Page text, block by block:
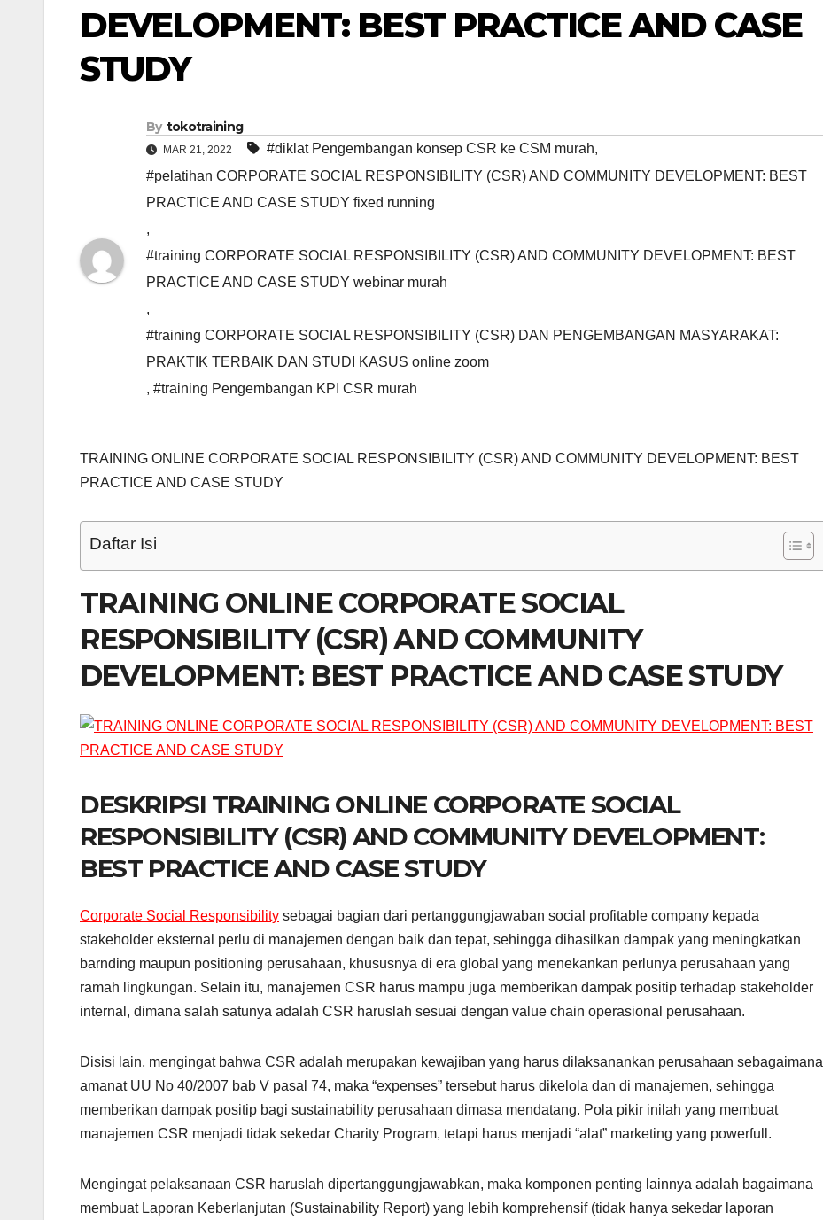
DEVELOPMENT: BEST PRACTICE AND CASE
STUDY
By tokotraining
MAR 21, 2022 #diklat Pengembangan konsep CSR ke CSM murah,
#pelatihan CORPORATE SOCIAL RESPONSIBILITY (CSR) AND COMMUNITY DEVELOPMENT: BEST
PRACTICE AND CASE STUDY fixed running
,
#training CORPORATE SOCIAL RESPONSIBILITY (CSR) AND COMMUNITY DEVELOPMENT: BEST
PRACTICE AND CASE STUDY webinar murah
,
#training CORPORATE SOCIAL RESPONSIBILITY (CSR) DAN PENGEMBANGAN MASYARAKAT:
PRAKTIK TERBAIK DAN STUDI KASUS online zoom
, #training Pengembangan KPI CSR murah
TRAINING ONLINE CORPORATE SOCIAL RESPONSIBILITY (CSR) AND COMMUNITY DEVELOPMENT: BEST
PRACTICE AND CASE STUDY
Daftar Isi
TRAINING ONLINE CORPORATE SOCIAL
RESPONSIBILITY (CSR) AND COMMUNITY
DEVELOPMENT: BEST PRACTICE AND CASE STUDY
DESKRIPSI TRAINING ONLINE CORPORATE SOCIAL
RESPONSIBILITY (CSR) AND COMMUNITY DEVELOPMENT:
BEST PRACTICE AND CASE STUDY
Corporate Social Responsibility sebagai bagian dari pertanggungjawaban social profitable company kepada
stakeholder eksternal perlu di manajemen dengan baik dan tepat, sehingga dihasilkan dampak yang meningkatkan
barnding maupun positioning perusahaan, khususnya di era global yang menekankan perlunya perusahaan yang
ramah lingkungan. Selain itu, manajemen CSR harus mampu juga memberikan dampak positip terhadap stakeholder
internal, dimana salah satunya adalah CSR haruslah sesuai dengan value chain operasional perusahaan.
Disisi lain, mengingat bahwa CSR adalah merupakan kewajiban yang harus dilaksanankan perusahaan sebagaimana
amanat UU No 40/2007 bab V pasal 74, maka “expenses” tersebut harus dikelola dan di manajemen, sehingga
memberikan dampak positip bagi sustainability perusahaan dimasa mendatang. Pola pikir inilah yang membuat
manajemen CSR menjadi tidak sekedar Charity Program, tetapi harus menjadi “alat” marketing yang powerfull.
Mengingat pelaksanaan CSR haruslah dipertanggungjawabkan, maka komponen penting lainnya adalah bagaimana
membuat Laporan Keberlanjutan (Sustainability Report) yang lebih komprehensif (tidak hanya sekedar laporan